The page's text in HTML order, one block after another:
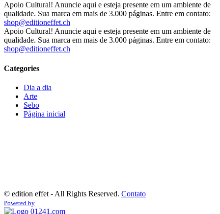
Apoio Cultural! Anuncie aqui e esteja presente em um ambiente de
qualidade. Sua marca em mais de 3.000 páginas. Entre em contato:
shop@editioneffet.ch
Apoio Cultural! Anuncie aqui e esteja presente em um ambiente de
qualidade. Sua marca em mais de 3.000 páginas. Entre em contato:
shop@editioneffet.ch
Categories
Dia a dia
Arte
Sebo
Página inicial
© edition effet - All Rights Reserved. Contato
Powered by